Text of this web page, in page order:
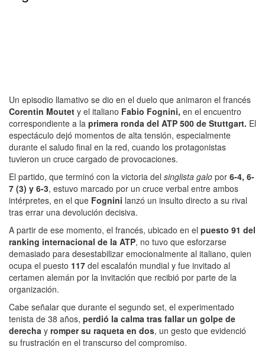
Un episodio llamativo se dio en el duelo que animaron el francés
Corentin Moutet y el italiano Fabio Fognini, en el encuentro
correspondiente a la primera ronda del ATP 500 de Stuttgart. El
espectáculo dejó momentos de alta tensión, especialmente
durante el saludo final en la red, cuando los protagonistas
tuvieron un cruce cargado de provocaciones.
El partido, que terminó con la victoria del singlista galo por 6-4, 6-
7 (3) y 6-3, estuvo marcado por un cruce verbal entre ambos
intérpretes, en el que Fognini lanzó un insulto directo a su rival
tras errar una devolución decisiva.
A partir de ese momento, el francés, ubicado en el puesto 91 del
ranking internacional de la ATP, no tuvo que esforzarse
demasiado para desestabilizar emocionalmente al italiano, quien
ocupa el puesto 117 del escalafón mundial y fue invitado al
certamen alemán por la invitación que recibió por parte de la
organización.
Cabe señalar que durante el segundo set, el experimentado
tenista de 38 años, perdió la calma tras fallar un golpe de
derecha y romper su raqueta en dos, un gesto que evidenció
su frustración en el transcurso del compromiso.